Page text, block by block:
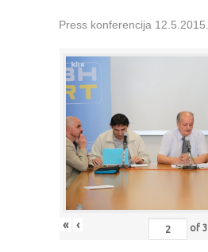
Press konferencija 12.5.2015.
« ‹ of 3